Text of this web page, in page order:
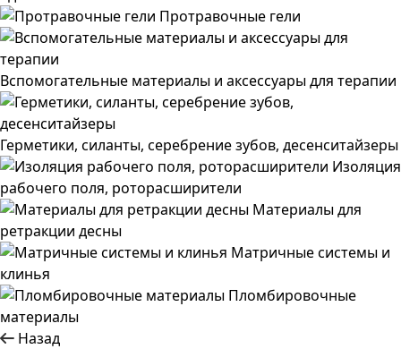
Протравочные гели
Вспомогательные материалы и аксессуары для терапии
Герметики, силанты, серебрение зубов, десенситайзеры
Изоляция
рабочего поля, роторасширители
Материалы для
ретракции десны
Матричные системы и
клинья
Пломбировочные
материалы
Назад